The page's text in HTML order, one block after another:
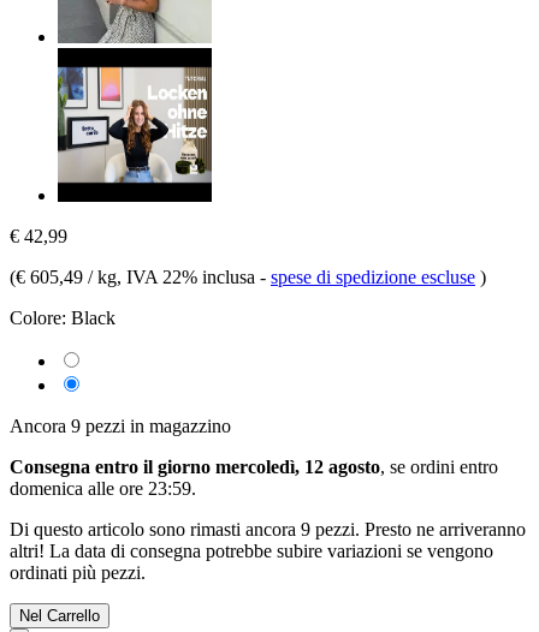
€ 42,99
(€ 605,49 / kg, IVA 22% inclusa - spese di spedizione escluse )
Colore: Black
Ancora 9 pezzi in magazzino
Consegna entro il giorno mercoledì, 12 agosto, se ordini entro
domenica alle ore 23:59.
Di questo articolo sono rimasti ancora 9 pezzi. Presto ne arriveranno
altri! La data di consegna potrebbe subire variazioni se vengono
ordinati più pezzi.
Nel Carrello